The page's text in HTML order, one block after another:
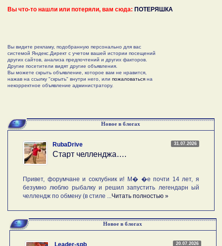
Вы что-то нашли или потеряли, вам сюда: ПОТЕРЯШКА
Вы видите рекламу, подобранную персонально для вас
системой Яндекс.Директ с учетом вашей истории посещений
других сайтов, анализа предпочтений и других факторов.
Другие посетители видят другие объявления.
Вы можете скрыть объявление, которое вам не нравится,
нажав на ссылку "скрыть" внутри него, или пожаловаться на
некорректное объявление администратору.
Новое в блогах
31.07.2026
RubaDrive
Старт челленджа….
Привет, форумчане и соклубник и! М� �е почти 14 лет, я
безумно люблю рыбалку и решил запустить легендарн ый
челлендж по обмену (в стиле ... Читать полностью »
Новое в блогах
20.07.2026
Leader-spb